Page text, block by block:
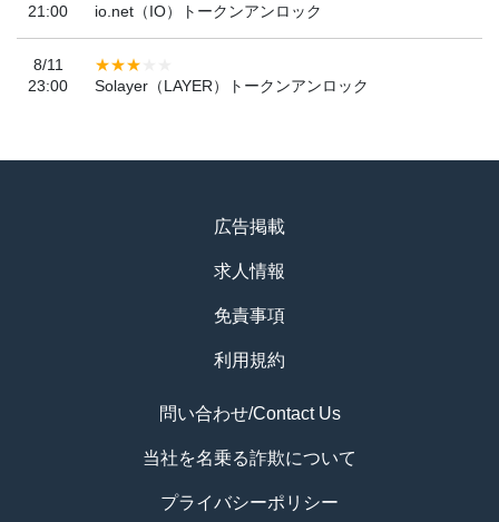
21:00
io.net（IO）トークンアンロック
8/11
23:00
Solayer（LAYER）トークンアンロック
広告掲載
求人情報
免責事項
利用規約
問い合わせ/Contact Us
当社を名乗る詐欺について
プライバシーポリシー